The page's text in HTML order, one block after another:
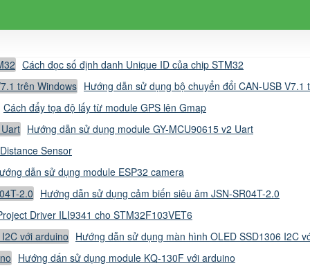
Cách đọc số định danh Unique ID của chip STM32
Hướng dẫn sử dụng bộ chuyển đổi CAN-USB V7.1
Cách đẩy tọa độ lấy từ module GPS lên Gmap
Hướng dẫn sử dụng module GY-MCU90615 v2 Uart
Sensor
dẫn sử dụng module ESP32 camera
Hướng dẫn sử dụng cảm biến siêu âm JSN-SR04T-2.0
Driver ILI9341 cho STM32F103VET6
Hướng dẫn sử dụng màn hình OLED SSD1306 I2C
Hướng dấn sử dụng module KQ-130F với arduino